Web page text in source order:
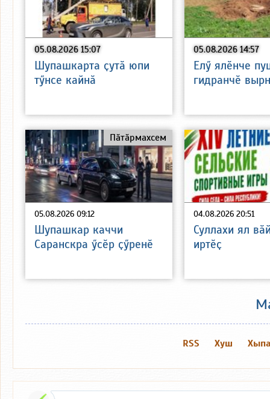
05.08.2026 15:07
Шупашкарта ҫутӑ юпи
тӳнсе кайнӑ
05.08.2026 14:57
Елӳ ялӗнче
гидранчӗ
05.08.2026 09:12
Пӑтӑрмахсем
Шупашкар каччи
Саранскра ӳсӗр ҫӳренӗ
04.08.2026 20:51
Суллахи ял
иртӗҫ
Хуш
RSS